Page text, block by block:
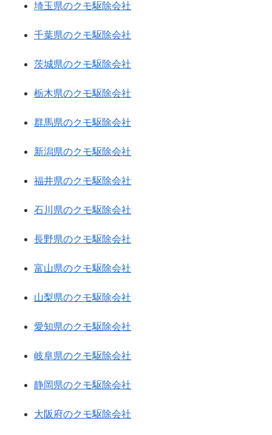
埼玉県のクモ駆除会社
千葉県のクモ駆除会社
茨城県のクモ駆除会社
栃木県のクモ駆除会社
群馬県のクモ駆除会社
新潟県のクモ駆除会社
福井県のクモ駆除会社
石川県のクモ駆除会社
長野県のクモ駆除会社
富山県のクモ駆除会社
山梨県のクモ駆除会社
愛知県のクモ駆除会社
岐阜県のクモ駆除会社
静岡県のクモ駆除会社
大阪府のクモ駆除会社